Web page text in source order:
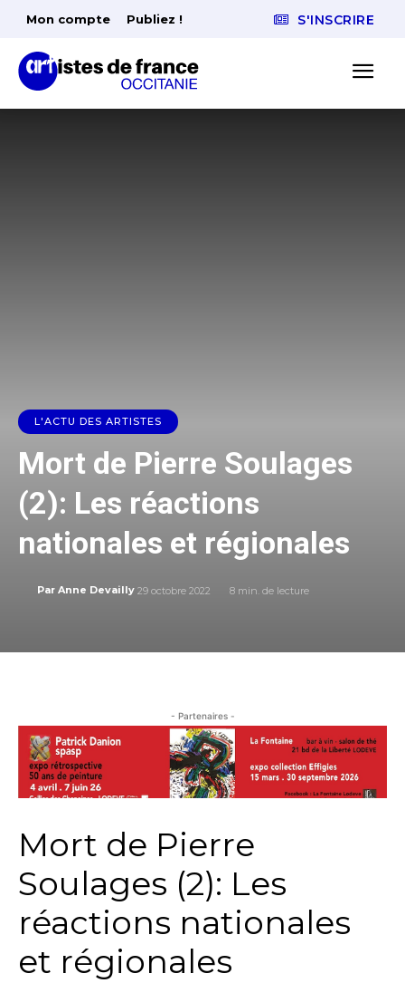
Mon compte Publiez ! S'INSCRIRE
L'ACTU DES ARTISTES
Mort de Pierre Soulages
(2): Les réactions
nationales et régionales
Par Anne Devailly 29 octobre 2022 8 min. de lecture
- Partenaires -
Mort de Pierre
Soulages (2): Les
réactions nationales
et régionales